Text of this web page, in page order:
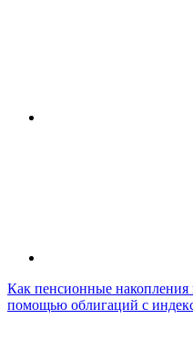
Как пенсионные
помощью облигаций с